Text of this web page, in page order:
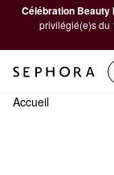
Célébration Beauty
privilégié(e)s du
Accueil